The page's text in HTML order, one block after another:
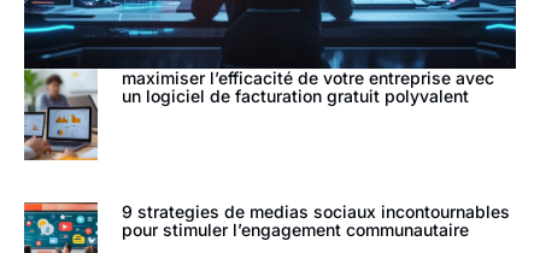
maximiser l’efficacité de votre entreprise avec
un logiciel de facturation gratuit polyvalent
9 strategies de medias sociaux incontournables
pour stimuler l’engagement communautaire